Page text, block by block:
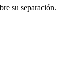
su separación.